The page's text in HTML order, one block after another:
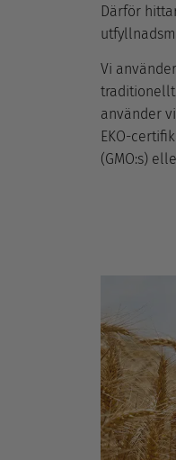
Därför
Vi
traditionellt
använder
EKO-
(GMO:s)